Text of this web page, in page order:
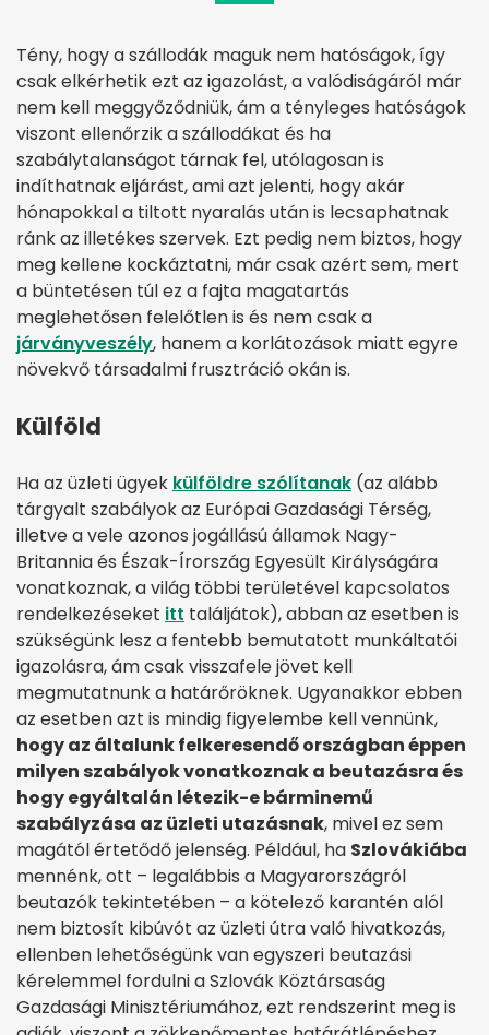
Tény, hogy a szállodák maguk nem hatóságok, így
csak elkérhetik ezt az igazolást, a valódiságáról már
nem kell meggyőződniük, ám a tényleges hatóságok
viszont ellenőrzik a szállodákat és ha
szabálytalanságot tárnak fel, utólagosan is
indíthatnak eljárást, ami azt jelenti, hogy akár
hónapokkal a tiltott nyaralás után is lecsaphatnak
ránk az illetékes szervek. Ezt pedig nem biztos, hogy
meg kellene kockáztatni, már csak azért sem, mert
a büntetésen túl ez a fajta magatartás
meglehetősen felelőtlen is és nem csak a
járványveszély, hanem a korlátozások miatt egyre
növekvő társadalmi frusztráció okán is.
Külföld
Ha az üzleti ügyek külföldre szólítanak (az alább
tárgyalt szabályok az Európai Gazdasági Térség,
illetve a vele azonos jogállású államok Nagy-
Britannia és Észak-Írország Egyesült Királyságára
vonatkoznak, a világ többi területével kapcsolatos
rendelkezéseket itt találjátok), abban az esetben is
szükségünk lesz a fentebb bemutatott munkáltatói
igazolásra, ám csak visszafele jövet kell
megmutatnunk a határőröknek. Ugyanakkor ebben
az esetben azt is mindig figyelembe kell vennünk,
hogy az általunk felkeresendő országban éppen
milyen szabályok vonatkoznak a beutazásra és
hogy egyáltalán létezik-e bárminemű
szabályzása az üzleti utazásnak, mivel ez sem
magától értetődő jelenség. Például, ha Szlovákiába
mennénk, ott – legalábbis a Magyarországról
beutazók tekintetében – a kötelező karantén alól
nem biztosít kibúvót az üzleti útra való hivatkozás,
ellenben lehetőségünk van egyszeri beutazási
kérelemmel fordulni a Szlovák Köztársaság
Gazdasági Minisztériumához, ezt rendszerint meg is